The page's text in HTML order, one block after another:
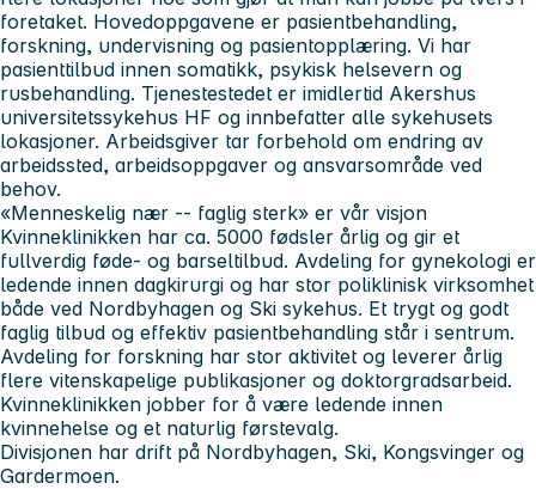
foretaket. Hovedoppgavene er pasientbehandling,
forskning, undervisning og pasientopplæring. Vi har
pasienttilbud innen somatikk, psykisk helsevern og
rusbehandling. Tjenestestedet er imidlertid Akershus
universitetssykehus HF og innbefatter alle sykehusets
lokasjoner. Arbeidsgiver tar forbehold om endring av
arbeidssted, arbeidsoppgaver og ansvarsområde ved
behov.
«Menneskelig nær -- faglig sterk» er vår visjon
Kvinneklinikken har ca. 5000 fødsler årlig og gir et
fullverdig føde- og barseltilbud. Avdeling for gynekologi er
ledende innen dagkirurgi og har stor poliklinisk virksomhet
både ved Nordbyhagen og Ski sykehus. Et trygt og godt
faglig tilbud og effektiv pasientbehandling står i sentrum.
Avdeling for forskning har stor aktivitet og leverer årlig
flere vitenskapelige publikasjoner og doktorgradsarbeid.
Kvinneklinikken jobber for å være ledende innen
kvinnehelse og et naturlig førstevalg.
Divisjonen har drift på Nordbyhagen, Ski, Kongsvinger og
Gardermoen.